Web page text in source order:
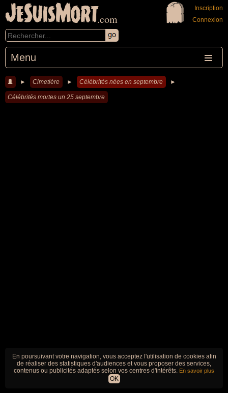
JeSuisMort.com
Menu
Inscription
Connexion
► Cimetière ► Célébrités nées en septembre ►
Célébrités mortes un 25 septembre
En poursuivant votre navigation, vous acceptez l'utilisation de cookies afin
de réaliser des statistiques d'audiences et vous proposer des services,
contenus ou publicités adaptés selon vos centres d'intérêts. En savoir plus
OK